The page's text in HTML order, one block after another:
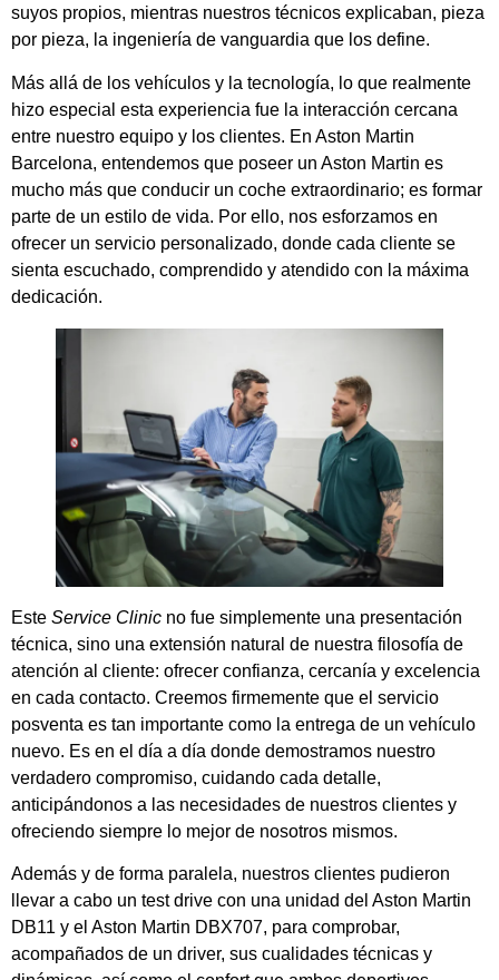
suyos propios, mientras nuestros técnicos explicaban, pieza
por pieza, la ingeniería de vanguardia que los define.
Más allá de los vehículos y la tecnología, lo que realmente
hizo especial esta experiencia fue la interacción cercana
entre nuestro equipo y los clientes. En Aston Martin
Barcelona, entendemos que poseer un Aston Martin es
mucho más que conducir un coche extraordinario; es formar
parte de un estilo de vida. Por ello, nos esforzamos en
ofrecer un servicio personalizado, donde cada cliente se
sienta escuchado, comprendido y atendido con la máxima
dedicación.
Este Service Clinic no fue simplemente una presentación
técnica, sino una extensión natural de nuestra filosofía de
atención al cliente: ofrecer confianza, cercanía y excelencia
en cada contacto. Creemos firmemente que el servicio
posventa es tan importante como la entrega de un vehículo
nuevo. Es en el día a día donde demostramos nuestro
verdadero compromiso, cuidando cada detalle,
anticipándonos a las necesidades de nuestros clientes y
ofreciendo siempre lo mejor de nosotros mismos.
Además y de forma paralela, nuestros clientes pudieron
llevar a cabo un test drive con una unidad del Aston Martin
DB11 y el Aston Martin DBX707, para comprobar,
acompañados de un driver, sus cualidades técnicas y